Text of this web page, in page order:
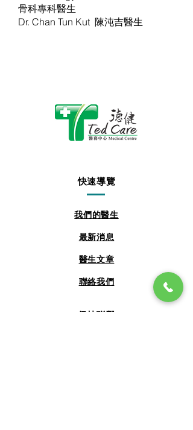
骨科專科醫生
Dr. Chan Tun Kut 陳沌吉醫生
快速導覽
我們的醫生
最新消息
​醫生文章
聯絡我們
保持聯繫